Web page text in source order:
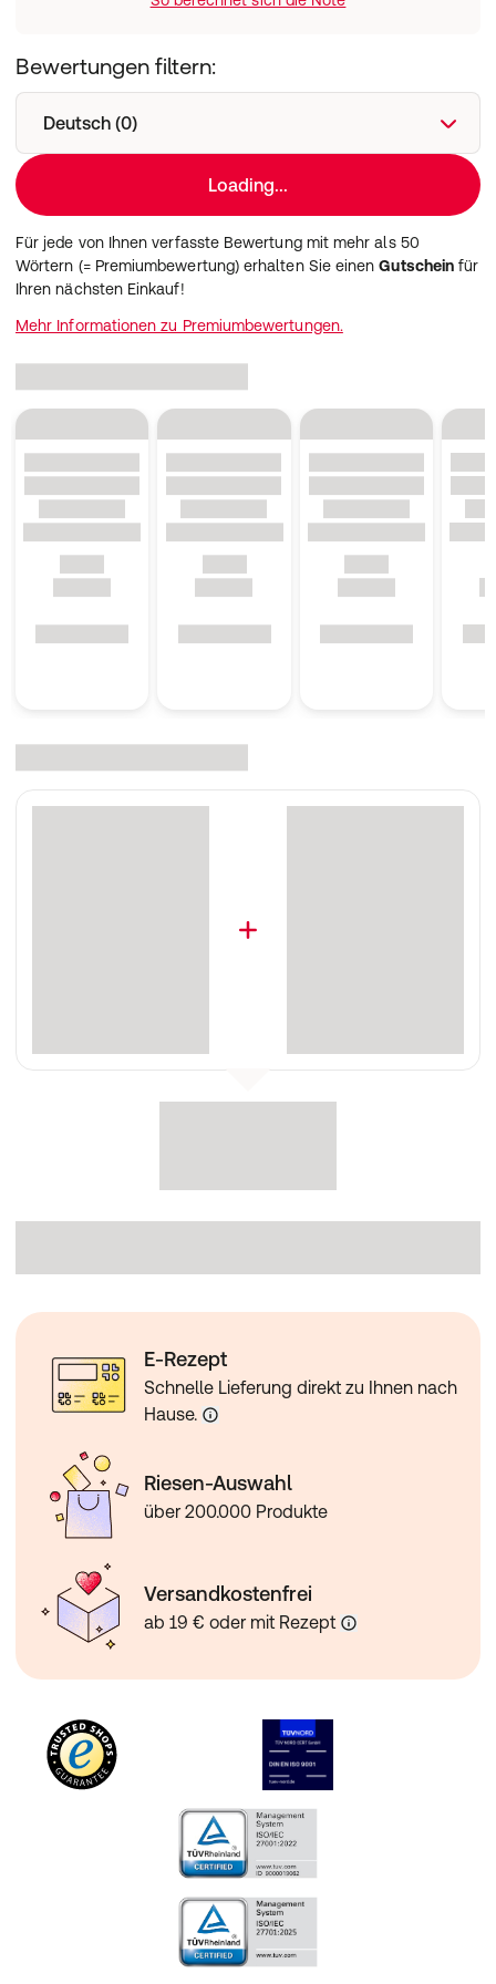
Verwöhnung: Aqua (Water), Sodium Laureth Sulfate,
Glycerin, Coco-Glucoside, Cocamidopropyl Betaine,
Cocoate, Prunus Amygdalus Dulcis (Sweet Almond) Oil,
Prunus Amygdalus Dulcis (Sweet Almond) Fruit Extract,
Sine Adipe Lac, Citrus Aurantium Dulcis (Orange) Peel
Oil, Lavandula Hybrida Oil, Pogostemon Cablin Leaf Oil,
Citral, Citronellol, Sodium Levulinate, Sodium Anisate,
Parfum (Fragrance), Glycol Distearate, Sodium Chloride,
Citric Acid, Denatonium Benzoate, Glycine Soja
(Soybean) Oil, Tocopherol, CI 16255.
Bewertungen filtern:
Deutsch (0)
Loading...
Für jede von Ihnen verfasste Bewertung mit mehr als 50
Wörtern (= Premiumbewertung) erhalten Sie einenGutschein für
Ihren nächsten Einkauf!
Mehr Informationen zu Premiumbewertungen.
E-Rezept
Schnelle Lieferung direkt zu Ihnen nach
Hause.
Riesen-Auswahl
über 200.000 Produkte
Versandkostenfrei
ab 19 € oder mit Rezept